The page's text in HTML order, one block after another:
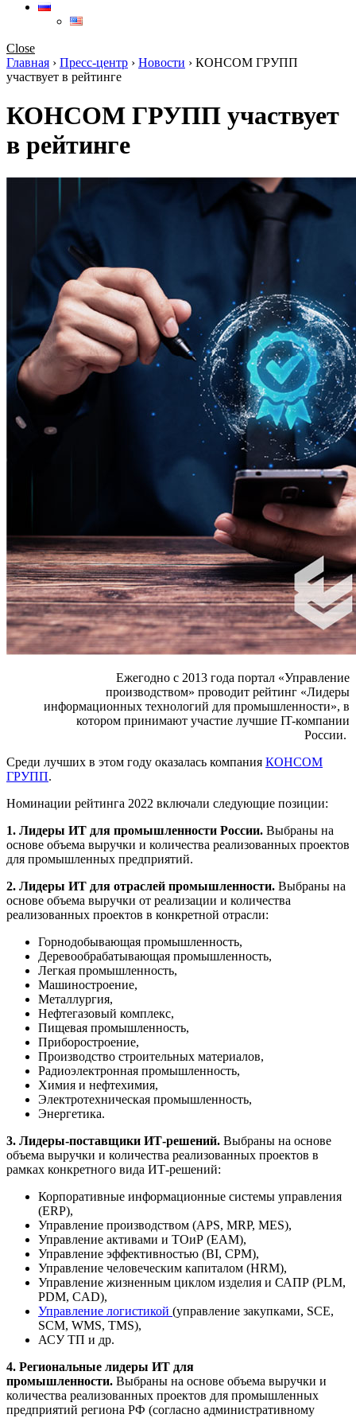
Close
Главная › Пресс-центр › Новости › КОНСОМ ГРУПП
участвует в рейтинге
КОНСОМ ГРУПП участвует
в рейтинге
Ежегодно с 2013 года портал «Управление
производством» проводит рейтинг «Лидеры
информационных технологий для промышленности», в
котором принимают участие лучшие IT-компании
России.
Среди лучших в этом году оказалась компания КОНСОМ
ГРУПП.
Номинации рейтинга 2022 включали следующие позиции:
1. Лидеры ИТ для промышленности России. Выбраны на
основе объема выручки и количества реализованных проектов
для промышленных предприятий.
2. Лидеры ИТ для отраслей промышленности. Выбраны на
основе объема выручки от реализации и количества
реализованных проектов в конкретной отрасли:
Горнодобывающая промышленность,
Деревообрабатывающая промышленность,
Легкая промышленность,
Машиностроение,
Металлургия,
Нефтегазовый комплекс,
Пищевая промышленность,
Приборостроение,
Производство строительных материалов,
Радиоэлектронная промышленность,
Химия и нефтехимия,
Электротехническая промышленность,
Энергетика.
3. Лидеры-поставщики ИТ-решений. Выбраны на основе
объема выручки и количества реализованных проектов в
рамках конкретного вида ИТ-решений:
Корпоративные информационные системы управления
(ERP),
Управление производством (APS, MRP, MES),
Управление активами и ТОиР (EAM),
Управление эффективностью (BI, CPM),
Управление человеческим капиталом (HRM),
Управление жизненным циклом изделия и САПР (PLM,
PDM, CAD),
Управление логистикой (управление закупками, SCE,
SCM, WMS, TMS),
АСУ ТП и др.
4. Региональные лидеры ИТ для
промышленности. Выбраны на основе объема выручки и
количества реализованных проектов для промышленных
предприятий региона РФ (согласно административному